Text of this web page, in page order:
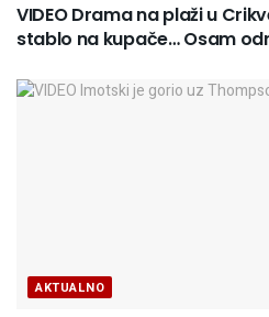
VIDEO Drama na plaži u
stablo na kupače… Osam
AKTUALNO